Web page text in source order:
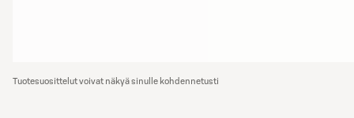
Tuotesuosittelut voivat näkyä sinulle kohdennetusti